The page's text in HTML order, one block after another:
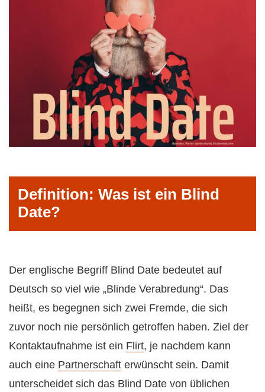
Definition: Was ist ein Blind
Date?
Der englische Begriff Blind Date bedeutet auf
Deutsch so viel wie „Blinde Verabredung“. Das
heißt, es begegnen sich zwei Fremde, die sich
zuvor noch nie persönlich getroffen haben. Ziel der
Kontaktaufnahme ist ein Flirt, je nachdem kann
auch eine Partnerschaft erwünscht sein. Damit
unterscheidet sich das Blind Date von üblichen